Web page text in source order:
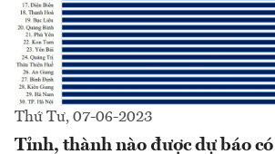
Thứ Tư, 07-06-2023
Tỉnh, thành nào được dự báo